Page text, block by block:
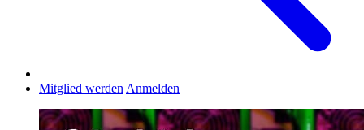
Mitglied werden Anmelden